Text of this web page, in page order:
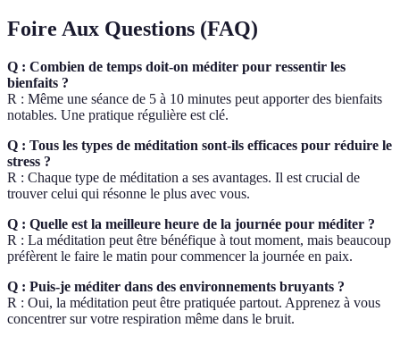
Foire Aux Questions (FAQ)
Q : Combien de temps doit-on méditer pour ressentir les
bienfaits ?
R : Même une séance de 5 à 10 minutes peut apporter des bienfaits
notables. Une pratique régulière est clé.
Q : Tous les types de méditation sont-ils efficaces pour réduire le
stress ?
R : Chaque type de méditation a ses avantages. Il est crucial de
trouver celui qui résonne le plus avec vous.
Q : Quelle est la meilleure heure de la journée pour méditer ?
R : La méditation peut être bénéfique à tout moment, mais beaucoup
préfèrent le faire le matin pour commencer la journée en paix.
Q : Puis-je méditer dans des environnements bruyants ?
R : Oui, la méditation peut être pratiquée partout. Apprenez à vous
concentrer sur votre respiration même dans le bruit.